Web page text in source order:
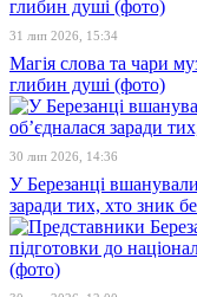
31 лип 2026, 15:34
Магія слова та чари
глибин душі (фото)
30 лип 2026, 14:36
У Березанці
заради тих, хто зник